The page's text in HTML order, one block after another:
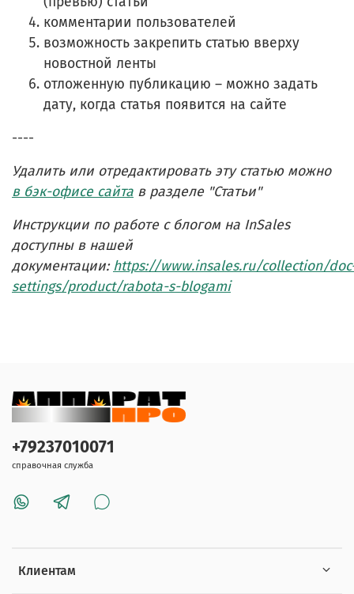
комментарии пользователей
возможность закрепить статью вверху
новостной ленты
отложенную публикацию – можно задать
дату, когда статья появится на сайте
----
Удалить или отредактировать эту статью можно
в бэк-офисе сайта в разделе "Статьи"
Инструкции по работе с блогом на InSales
доступны в нашей
документации:https://www.insales.ru/collection/
settings/product/rabota-s-blogami
Клиентам
+79237010071
справочная служба